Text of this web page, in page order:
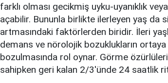
farklı olması gecikmiş uyku-uyanıklık
açabilir. Bununla birlikte ilerleyen yaş da
artmasındaki faktörlerden biridir. İleri
demans ve nörolojik bozuklukların
bozulmasında rol oynar. Görme
sahipken geri kalan 2/3'ünde 24 saatlik